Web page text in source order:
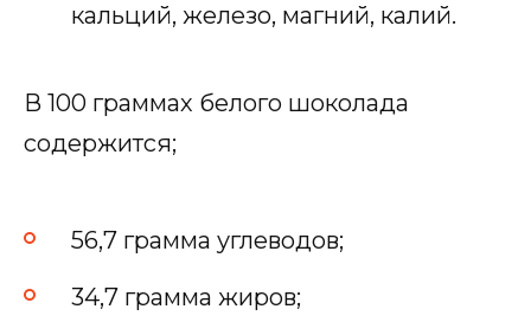
кальций, железо, магний, калий.
В 100 граммах белого шоколада
содержится;
56,7 грамма углеводов;
34,7 грамма жиров;